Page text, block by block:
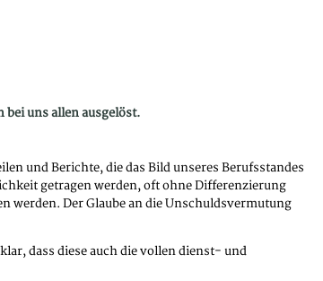
bei uns allen ausgelöst.
und Berichte, die das Bild unseres Berufsstandes
getragen werden, oft ohne Differenzierung
werden. Der Glaube an die Unschuldsvermutung
dass diese auch die vollen dienst- und